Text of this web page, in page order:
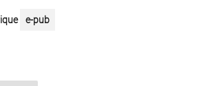
e-pub